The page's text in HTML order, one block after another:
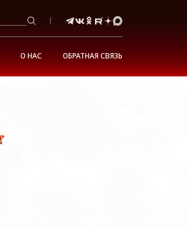
О НАС ОБРАТНАЯ СВЯЗЬ